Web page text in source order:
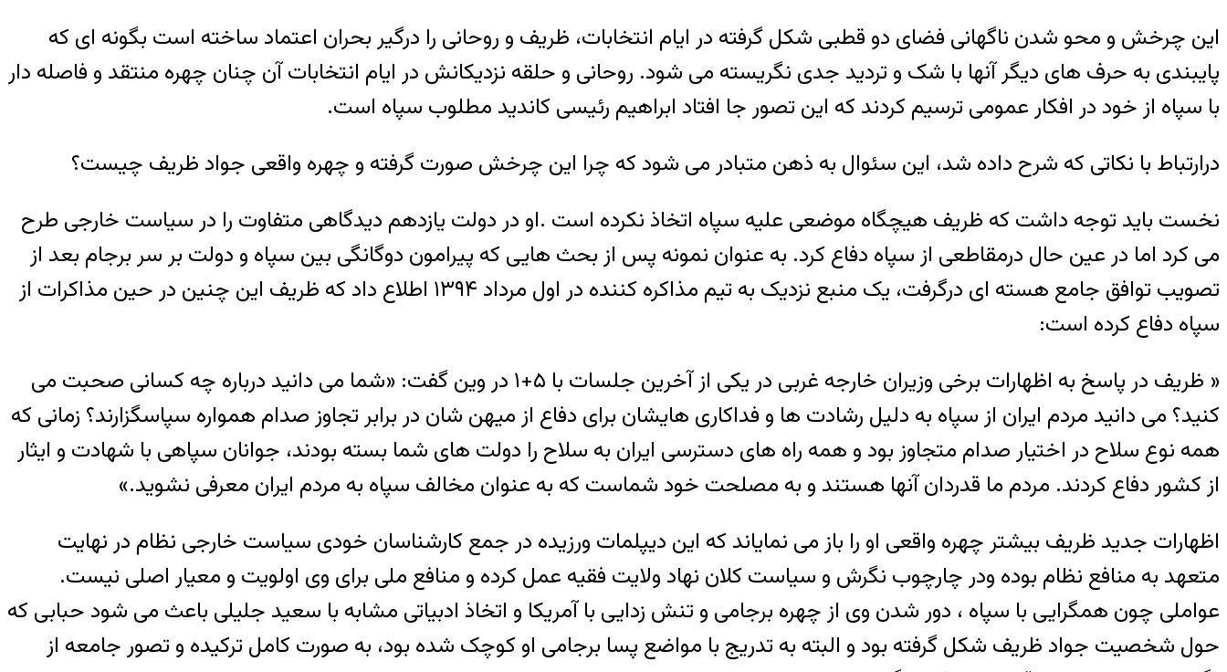
این چرخش و محو شدن ناگهانی فضای دو قطبی شکل گرفته در ایام انتخابات، ظریف و روحانی را درگیر بحران اعتماد ساخته است بگونه ای که
پایبندی به حرف های دیگر آنها با شک و تردید جدی نگریسته می شود. روحانی و حلقه نزدیکانش در ایام انتخابات آن چنان چهره منتقد و فاصله دار
با سپاه از خود در افکار عمومی ترسیم کردند که این تصور جا افتاد ابراهیم رئیسی کاندید مطلوب سپاه است.
درارتباط با نکاتی که شرح داده شد، این سئوال به ذهن متبادر می شود که چرا این چرخش صورت گرفته و چهره واقعی جواد ظریف چیست؟
نخست باید توجه داشت که ظریف هیچگاه موضعی علیه سپاه اتخاذ نکرده است .او در دولت یازدهم دیدگاهی متفاوت را در سیاست خارجی طرح
می کرد اما در عین حال درمقاطعی از سپاه دفاع کرد. به عنوان نمونه پس از بحث هایی که پیرامون دوگانگی بین سپاه و دولت بر سر برجام بعد از
تصویب توافق جامع هسته ای درگرفت، یک منبع نزدیک به تیم مذاکره کننده در اول مرداد ۱۳۹۴ اطلاع داد که ظریف این چنین در حین مذاکرات از
سپاه دفاع کرده است:
« ظریف در پاسخ به اظهارات برخی وزیران خارجه غربی در یکی از آخرین جلسات با ۵+۱ در وین گفت: «شما می دانید درباره چه کسانی صحبت می
کنید؟ می دانید مردم ایران از سپاه به دلیل رشادت ها و فداکاری هایشان برای دفاع از میهن شان در برابر تجاوز صدام همواره سپاسگزارند؟ زمانی که
همه نوع سلاح در اختیار صدام متجاوز بود و همه راه های دسترسی ایران به سلاح را دولت های شما بسته بودند، جوانان سپاهی با شهادت و ایثار
از کشور دفاع کردند. مردم ما قدردان آنها هستند و به مصلحت خود شماست که به عنوان مخالف سپاه به مردم ایران معرفی نشوید.»
اظهارات جدید ظریف بیشتر چهره واقعی او را باز می نمایاند که این دیپلمات ورزیده در جمع کارشناسان خودی سیاست خارجی نظام در نهایت
متعهد به منافع نظام بوده ودر چارچوب نگرش و سیاست کلان نهاد ولایت فقیه عمل کرده و منافع ملی برای وی اولویت و معیار اصلی نیست.
عواملی چون همگرایی با سپاه ، دور شدن وی از چهره برجامی و تنش زدایی با آمریکا و اتخاذ ادبیاتی مشابه با سعید جلیلی باعث می شود حبابی که
حول شخصیت جواد ظریف شکل گرفته بود و البته به تدریج با مواضع پسا برجامی او کوچک شده بود، به صورت کامل ترکیده و تصور جامعه از